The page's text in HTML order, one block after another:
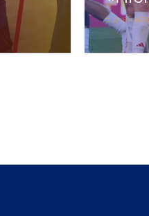
8 дней